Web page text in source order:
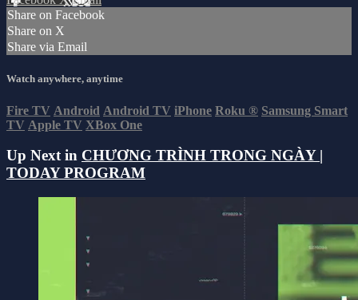
Share on Facebook
Share on X
Share via Email
Watch anywhere, anytime
Fire TV Android Android TV iPhone Roku ® Samsung Smart
TV Apple TV XBox One
Up Next in CHƯƠNG TRÌNH TRONG NGÀY |
TODAY PROGRAM